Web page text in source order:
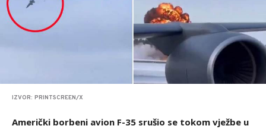
IZVOR: PRINTSCREEN/X
Američki borbeni avion F-35 srušio se tokom vježbe u